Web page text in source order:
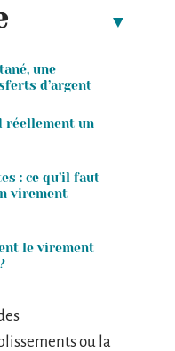
une
d’argent
réellement un
: ce qu’il faut
virement
le virement
ou la